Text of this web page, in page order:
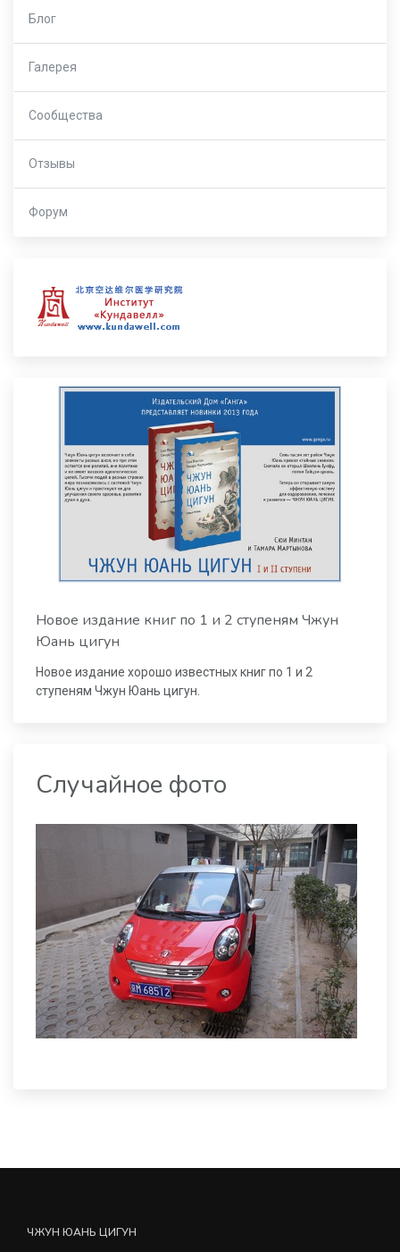
Блог
Галерея
Сообщества
Отзывы
Форум
Новое издание книг по 1 и 2 ступеням Чжун
Юань цигун
Новое издание хорошо известных книг по 1 и 2
ступеням Чжун Юань цигун.
Случайное фото
ЧЖУН ЮАНЬ ЦИГУН